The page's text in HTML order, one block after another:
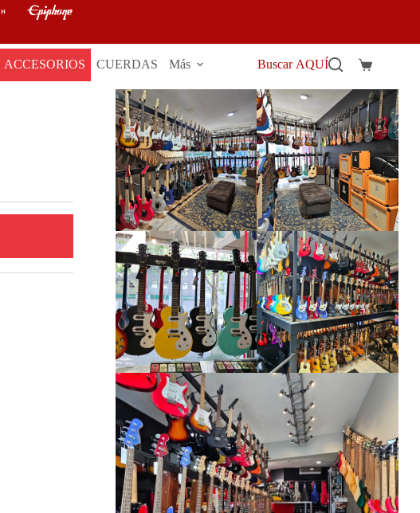
ACCESORIOS CUERDAS Más Buscar AQUÍ
Carro
compra